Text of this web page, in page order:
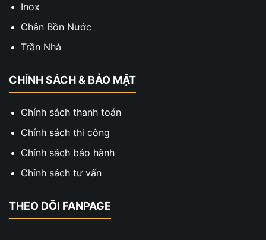
Inox
Chân Bồn Nước
Trần Nhà
CHÍNH SÁCH & BẢO MẬT
Chính sách thanh toán
Chính sách thi công
Chính sách bảo hành
Chính sách tư vấn
THEO DÕI FANPAGE